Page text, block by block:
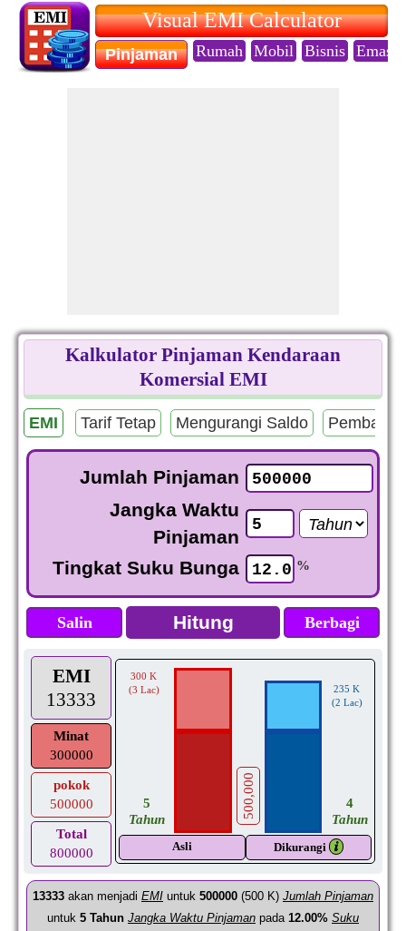
Visual EMI Calculator
Pinjaman Rumah Mobil Bisnis Emas
Kalkulator Pinjaman Kendaraan
Komersial EMI
EMI Tarif Tetap Mengurangi Saldo
Jumlah Pinjaman
Jangka Waktu
Pinjaman
Tingkat Suku Bunga
%
Salin Berbagi
EMI
13333
Minat
300000
pokok
500000
Total
800000
300 K
(3 Lac)
5
Tahun
500,000
235 K
(2 Lac)
4
Tahun
Asli Dikurangi 𝒊
13333 akan menjadi EMI untuk 500000 (500 K) Jumlah Pinjaman
untuk 5 Tahun Jangka Waktu Pinjaman pada 12.00% Suku